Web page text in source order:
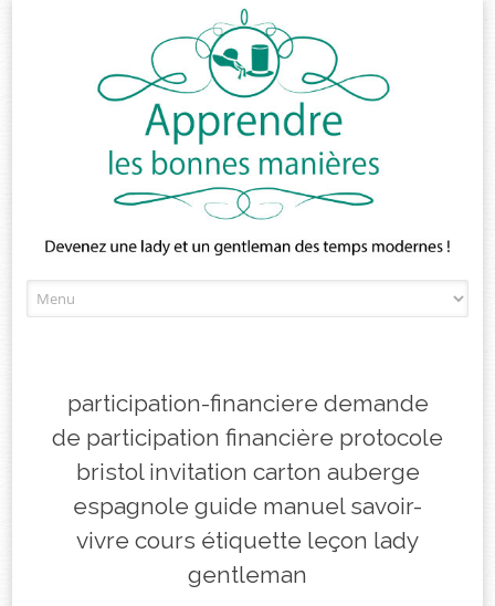
to
participation-financiere demande
de participation financière protocole
bristol invitation carton auberge
espagnole guide manuel savoir-
vivre cours étiquette leçon lady
gentleman